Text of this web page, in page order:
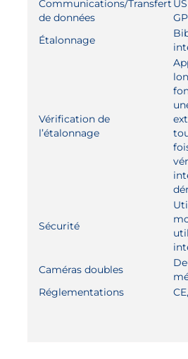
Communications/Transfert
de données
Étalonnage
Vérification de
l’étalonnage
Sécurité
Caméras doubles
Réglementations